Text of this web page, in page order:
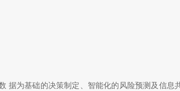
据为基础的决策制定、智能化的风险预测及信息